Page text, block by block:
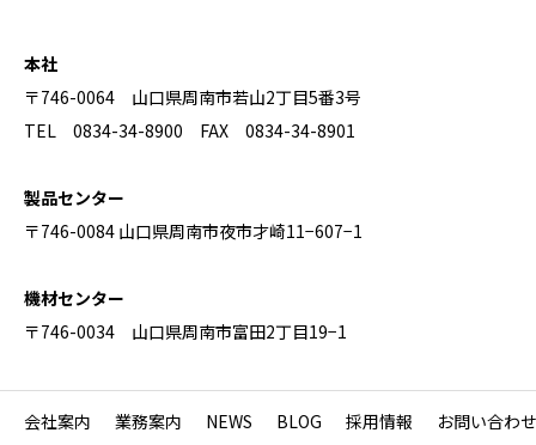
本社
〒746-0064 山口県周南市若山2丁目5番3号
TEL 0834-34-8900 FAX 0834-34-8901
製品センター
〒746-0084 山口県周南市夜市才崎11−607−1
機材センター
〒746-0034 山口県周南市富田2丁目19−1
会社案内 業務案内 NEWS BLOG 採用情報 お問い合わせ